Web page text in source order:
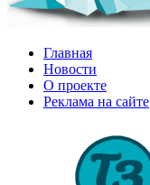
Главная
Новости
О проекте
Реклама на сайте